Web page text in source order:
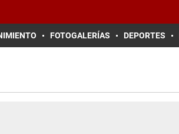
FOTOGALERÍAS DEPORTES